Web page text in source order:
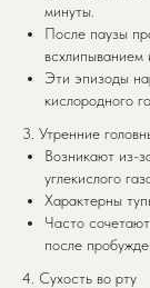
минуты.
После паузы
всхлипыванием
Эти эпизоды
кислородного
3. Утренние
Возникают из-
углекислого
Характерны
Часто
после
4. Сухость во рту